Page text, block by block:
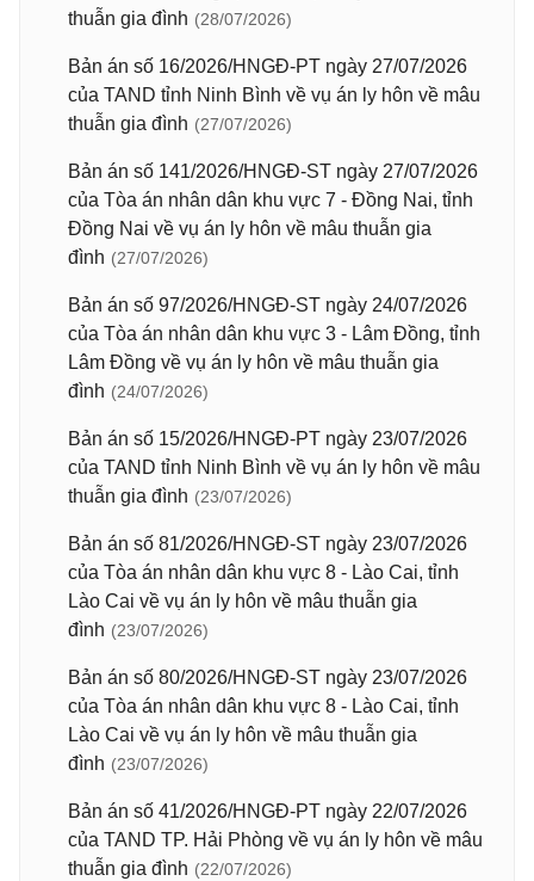
thuẫn gia đình (28/07/2026)
Bản án số 16/2026/HNGĐ-PT ngày 27/07/2026
của TAND tỉnh Ninh Bình về vụ án ly hôn về mâu
thuẫn gia đình (27/07/2026)
Bản án số 141/2026/HNGĐ-ST ngày 27/07/2026
của Tòa án nhân dân khu vực 7 - Đồng Nai, tỉnh
Đồng Nai về vụ án ly hôn về mâu thuẫn gia
đình (27/07/2026)
Bản án số 97/2026/HNGĐ-ST ngày 24/07/2026
của Tòa án nhân dân khu vực 3 - Lâm Đồng, tỉnh
Lâm Đồng về vụ án ly hôn về mâu thuẫn gia
đình (24/07/2026)
Bản án số 15/2026/HNGĐ-PT ngày 23/07/2026
của TAND tỉnh Ninh Bình về vụ án ly hôn về mâu
thuẫn gia đình (23/07/2026)
Bản án số 81/2026/HNGĐ-ST ngày 23/07/2026
của Tòa án nhân dân khu vực 8 - Lào Cai, tỉnh
Lào Cai về vụ án ly hôn về mâu thuẫn gia
đình (23/07/2026)
Bản án số 80/2026/HNGĐ-ST ngày 23/07/2026
của Tòa án nhân dân khu vực 8 - Lào Cai, tỉnh
Lào Cai về vụ án ly hôn về mâu thuẫn gia
đình (23/07/2026)
Bản án số 41/2026/HNGĐ-PT ngày 22/07/2026
của TAND TP. Hải Phòng về vụ án ly hôn về mâu
thuẫn gia đình (22/07/2026)